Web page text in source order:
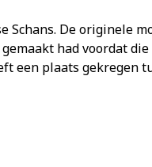
Schans. De originele
had voordat
een plaats gekregen